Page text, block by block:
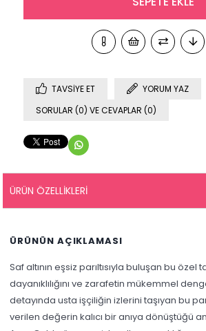
TAVSIYE ET
YORUM YAZ
SORULAR (0) VE CEVAPLAR (0)
ÜRÜN ÖZELLIKLERI
ÜRÜNÜN AÇIKLAMASI
Saf altının eşsiz parıltısıyla buluşan bu özel
dayanıklılığını ve zarafetin mükemmel
detayında usta işçiliğin izlerini taşıyan bu
verilen değerin kalıcı bir anıya dönüştüğü